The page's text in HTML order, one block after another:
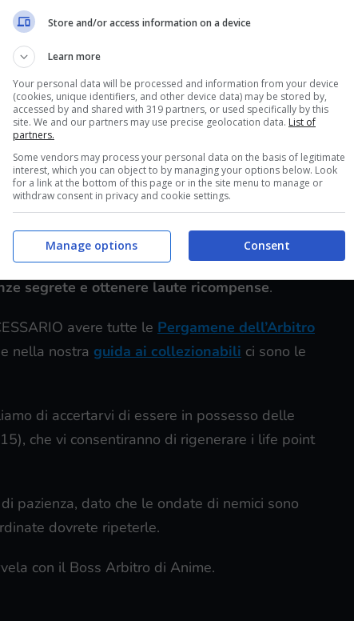
come vedete dalla foto, nei pressi della Città
vari portali, più precisamente cinque per
di cui solo uno è quello che vi permetterà di
che vi indicano la sequenza corretta
successivo e 10 pergamene che vi
segrete e ottenere laute ricompense.
avere tutte le Pergamene dell’Arbitro
nella nostra guida ai collezionabili ci sono le
di accertarvi di essere in possesso delle
che vi consentiranno di rigenerare i life point
pazienza, dato che le ondate di nemici sono
dovrete ripeterle.
con il Boss Arbitro di Anime.
Store and/or access information on a device
Learn more
Your personal data will be processed and information from your device
(cookies, unique identifiers, and other device data) may be stored by,
accessed by and shared with 319 partners, or used specifically by this
site. We and our partners may use precise geolocation data. List of
partners.
Some vendors may process your personal data on the basis of legitimate
interest, which you can object to by managing your options below. Look
for a link at the bottom of this page or in the site menu to manage or
withdraw consent in privacy and cookie settings.
Consent
Manage options